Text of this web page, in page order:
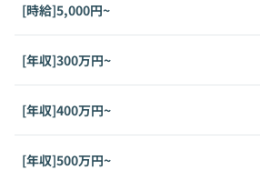
[時給]5,000円~
[年収]300万円~
[年収]400万円~
[年収]500万円~